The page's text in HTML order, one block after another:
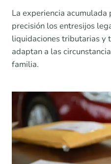
La experiencia
precisión los entresijos
liquidaciones tributarias y
adaptan a las
familia.